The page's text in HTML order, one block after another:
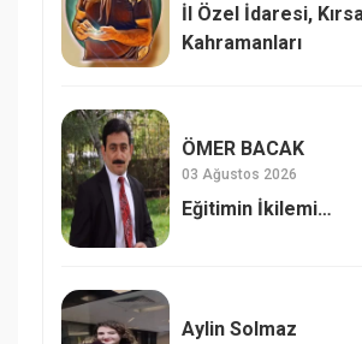
İl Özel İdaresi,
Kahramanları
ÖMER BACAK
03 Ağustos 2026
Eğitimin İkilemi…
Aylin Solmaz